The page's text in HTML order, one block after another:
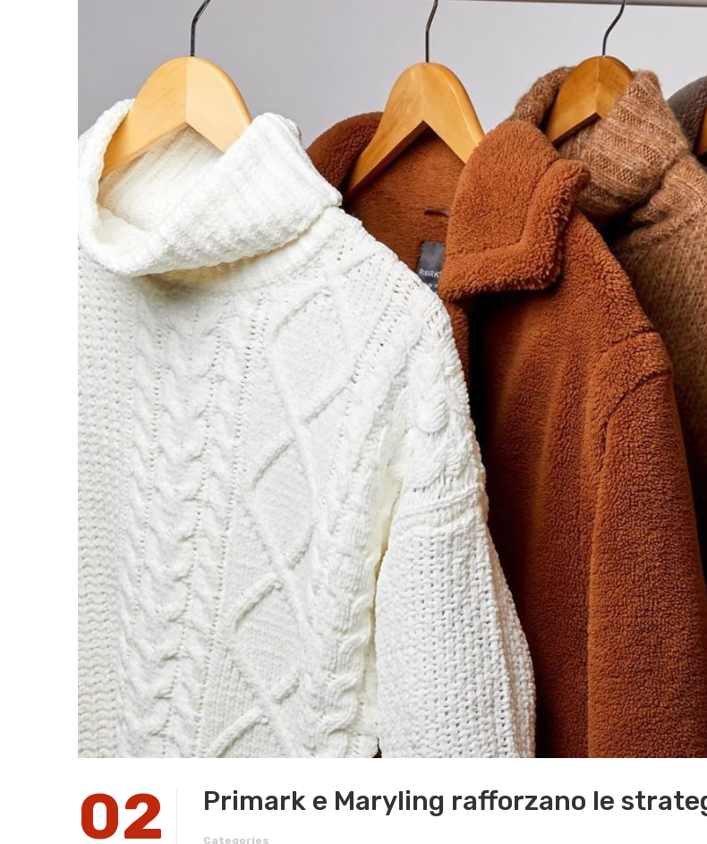
02 Primark e Maryling rafforzano le
Categories